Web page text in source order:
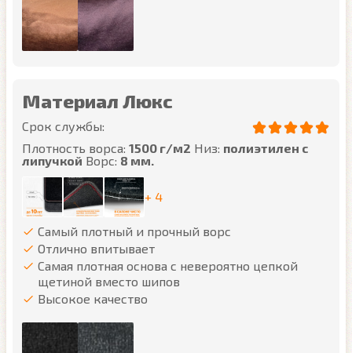
Материал Люкс
Срок службы:
Плотность ворса: 1500 г/м2 Низ: полиэтилен с
липучкой Ворс: 8 мм.
+ 4
Самый плотный и прочный ворс
Отлично впитывает
Самая плотная основа с невероятно цепкой
щетиной вместо шипов
Высокое качество